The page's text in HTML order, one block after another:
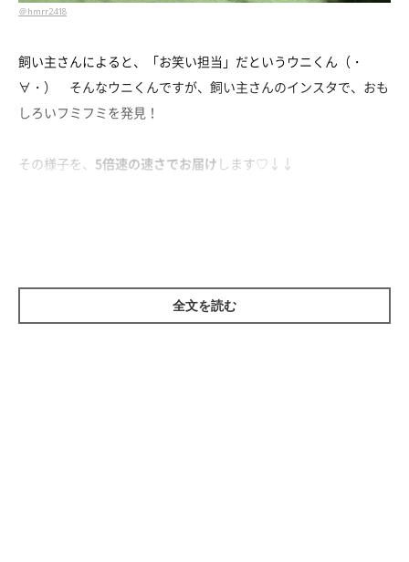
＠hmrr2418
飼い主さんによると、「お笑い担当」だというウニくん（・
∀・） そんなウニくんですが、飼い主さんのインスタで、おも
しろいフミフミを発見！
その様子を、 5倍速の速さでお届け します♡↓↓
全文を読む